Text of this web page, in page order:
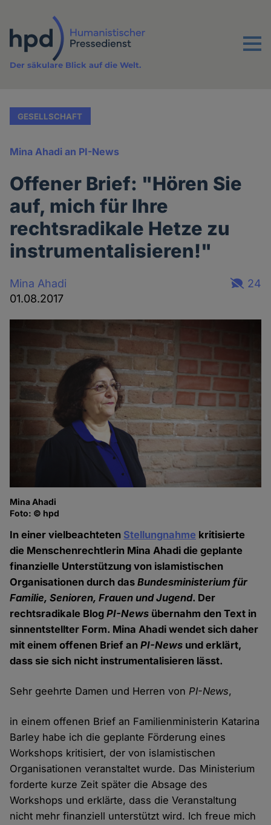
Inhalt
Menu
Der säkulare Blick auf die Welt.
GESELLSCHAFT
Mina Ahadi an PI-News
Offener Brief: "Hören Sie
auf, mich für Ihre
rechtsradikale Hetze zu
instrumentalisieren!"
Mina Ahadi
01.08.2017
24
Mina Ahadi
Foto: © hpd
In einer vielbeachteten Stellungnahme kritisierte
die Menschenrechtlerin Mina Ahadi die geplante
finanzielle Unterstützung von islamistischen
Organisationen durch dasBundesministerium für
Familie, Senioren, Frauen und Jugend. Der
rechtsradikale BlogPI-News übernahm den Text in
sinnentstellter Form. Mina Ahadi wendet sich daher
mit einem offenen Brief anPI-News und erklärt,
dass sie sich nicht instrumentalisieren lässt.
Sehr geehrte Damen und Herren vonPI-News,
in einem offenen Brief an Familienministerin Katarina
Barley habe ich die geplante Förderung eines
Workshops kritisiert, der von islamistischen
Organisationen veranstaltet wurde. Das Ministerium
forderte kurze Zeit später die Absage des
Workshops und erklärte, dass die Veranstaltung
nicht mehr finanziell unterstützt wird. Ich freue mich